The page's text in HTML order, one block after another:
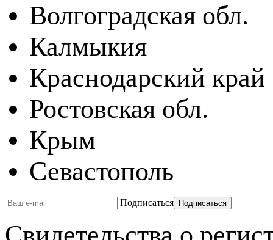
Волгоградская обл.
Калмыкия
Краснодарский край
Ростовская обл.
Крым
Севастополь
Подписаться